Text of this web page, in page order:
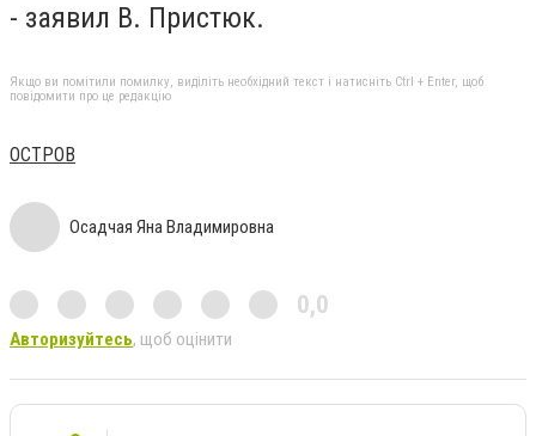
- заявил В. Пристюк.
Якщо ви помітили помилку, виділіть необхідний текст і натисніть Ctrl + Enter, щоб
повідомити про це редакцію
ОСТРОВ
Осадчая Яна Владимировна
0,0
Авторизуйтесь, щоб оцінити